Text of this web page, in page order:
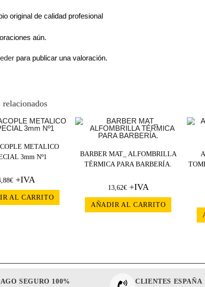
original de calidad profesional
aún.
para publicar una valoración.
relacionados
METALICO
3mm Nº1
€ +IVA
AL CARRITO
BARBER MAT_ ALFOMBRILLA
TÉRMICA PARA BARBERÍA.
13,62€+IVA
AÑADIR AL CARRITO
SEGURO 100%
CLIENTES ESPAÑA